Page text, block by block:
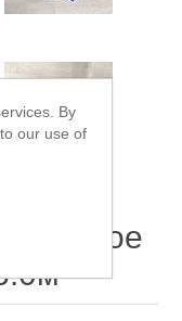
By
our use of